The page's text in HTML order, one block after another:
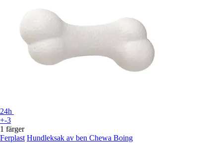
24h
+-3
1 färger
Ferplast Hundleksak av ben Chewa Boing